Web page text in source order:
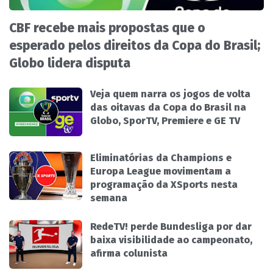
CBF recebe mais propostas que o
esperado pelos direitos da Copa do Brasil;
Globo lidera disputa
Veja quem narra os jogos de volta
das oitavas da Copa do Brasil na
Globo, SporTV, Premiere e GE TV
Eliminatórias da Champions e
Europa League movimentam a
programação da XSports nesta
semana
RedeTV! perde Bundesliga por dar
baixa visibilidade ao campeonato,
afirma colunista